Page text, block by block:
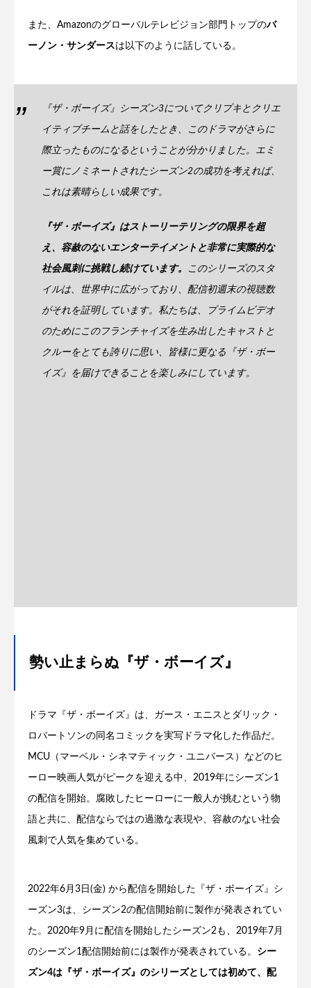
また、Amazonのグローバルテレビジョン部門トップのバ
ーノン・サンダースは以下のように話している。
『ザ・ボーイズ』シーズン3についてクリプキとクリエ
イティブチームと話をしたとき、このドラマがさらに
際立ったものになるということが分かりました。エミ
ー賞にノミネートされたシーズン2の成功を考えれば、
これは素晴らしい成果です。
『ザ・ボーイズ』はストーリーテリングの限界を超
え、容赦のないエンターテイメントと非常に実際的な
社会風刺に挑戦し続けています。 このシリーズのスタ
イルは、世界中に広がっており、配信初週末の視聴数
がそれを証明しています。私たちは、プライムビデオ
のためにこのフランチャイズを生み出したキャストと
クルーをとても誇りに思い、皆様に更なる『ザ・ボー
イズ』を届けできることを楽しみにしています。
勢い止まらぬ『ザ・ボーイズ』
ドラマ『ザ・ボーイズ』は、ガース・エニスとダリック・
ロバートソンの同名コミックを実写ドラマ化した作品だ。
MCU（マーベル・シネマティック・ユニバース）などのヒ
ーロー映画人気がピークを迎える中、2019年にシーズン1
の配信を開始。腐敗したヒーローに一般人が挑むという物
語と共に、配信ならではの過激な表現や、容赦のない社会
風刺で人気を集めている。
2022年6月3日(金) から配信を開始した『ザ・ボーイズ』シ
ーズン3は、シーズン2の配信開始前に製作が発表されてい
た。2020年9月に配信を開始したシーズン2も、2019年7月
のシーズン1配信開始前には製作が発表されている。 シー
ズン4は『ザ・ボーイズ』のシリーズとしては初めて、配